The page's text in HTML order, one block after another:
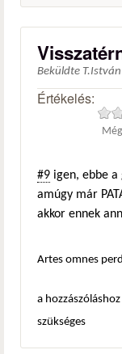
Beküldte T.István
Értékelés:
#9 igen, ebbe
amúgy már
akkor ennek
Artes omnes
a hozzászóláshoz
szükséges